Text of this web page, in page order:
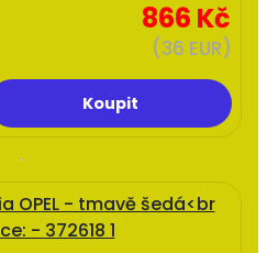
866 Kč
(36 EUR)